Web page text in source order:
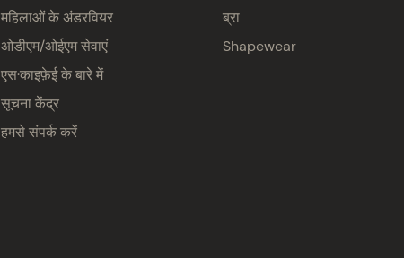
महिलाओं के अंडरवियर
ओडीएम/ओईएम सेवाएं
एस·काइफ़ेई के बारे में
सूचना केंद्र
हमसे संपर्क करें
ब्रा
Shapewear